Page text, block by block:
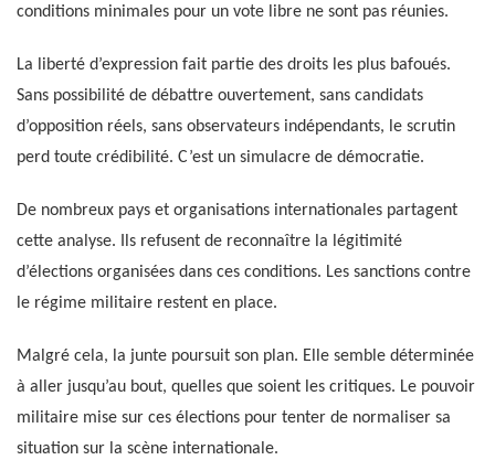
conditions minimales pour un vote libre ne sont pas réunies.
La liberté d’expression fait partie des droits les plus bafoués.
Sans possibilité de débattre ouvertement, sans candidats
d’opposition réels, sans observateurs indépendants, le scrutin
perd toute crédibilité. C’est un simulacre de démocratie.
De nombreux pays et organisations internationales partagent
cette analyse. Ils refusent de reconnaître la légitimité
d’élections organisées dans ces conditions. Les sanctions contre
le régime militaire restent en place.
Malgré cela, la junte poursuit son plan. Elle semble déterminée
à aller jusqu’au bout, quelles que soient les critiques. Le pouvoir
militaire mise sur ces élections pour tenter de normaliser sa
situation sur la scène internationale.